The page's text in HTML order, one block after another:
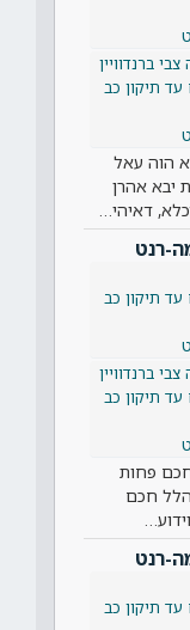
ברנדוויין
תיקון כב
הוה עאל
יבא אהרן
דאיהי…
רנט
תיקון כב
ברנדוויין
תיקון כב
פחות
חכם
רנט
תיקון כב